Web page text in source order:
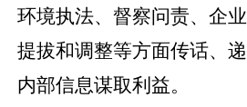
环境执法、督察问责、企
提拔和调整等方面传话、
内部信息谋取利益。